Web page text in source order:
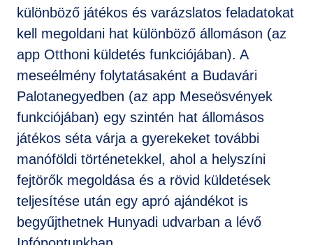
különböző játékos és varázslatos feladatokat
kell megoldani hat különböző állomáson (az
app Otthoni küldetés funkciójában). A
meseélmény folytatásaként a Budavári
Palotanegyedben (az app Meseösvények
funkciójában) egy szintén hat állomásos
játékos séta várja a gyerekeket további
manóföldi történetekkel, ahol a helyszíni
fejtörők megoldása és a rövid küldetések
teljesítése után egy apró ajándékot is
begyűjthetnek Hunyadi udvarban a lévő